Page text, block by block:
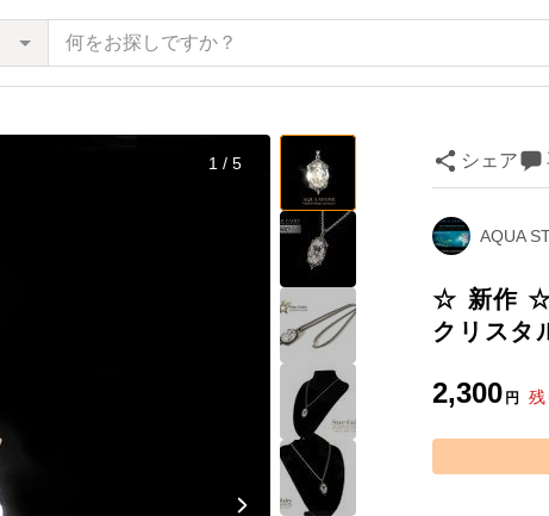
1 / 5 シェア
AQUA
☆ 新作 ☆
クリスタ
2,300 円 残